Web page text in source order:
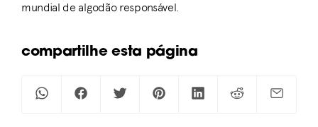
mundial de algodão responsável.
compartilhe esta página